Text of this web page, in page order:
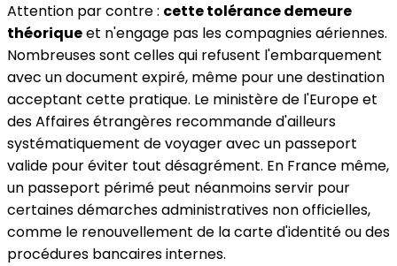
Attention par contre : cette tolérance demeure
théoriqueet n'engage pas les compagnies aériennes.
Nombreuses sont celles qui refusent l'embarquement
avec un document expiré, même pour une destination
acceptant cette pratique. Le ministère de l'Europe et
des Affaires étrangères recommande d'ailleurs
systématiquement de voyager avec un passeport
valide pour éviter tout désagrément. En France même,
un passeport périmé peut néanmoins servir pour
certaines démarches administratives non officielles,
comme le renouvellement de la carte d'identité ou des
procédures bancaires internes.